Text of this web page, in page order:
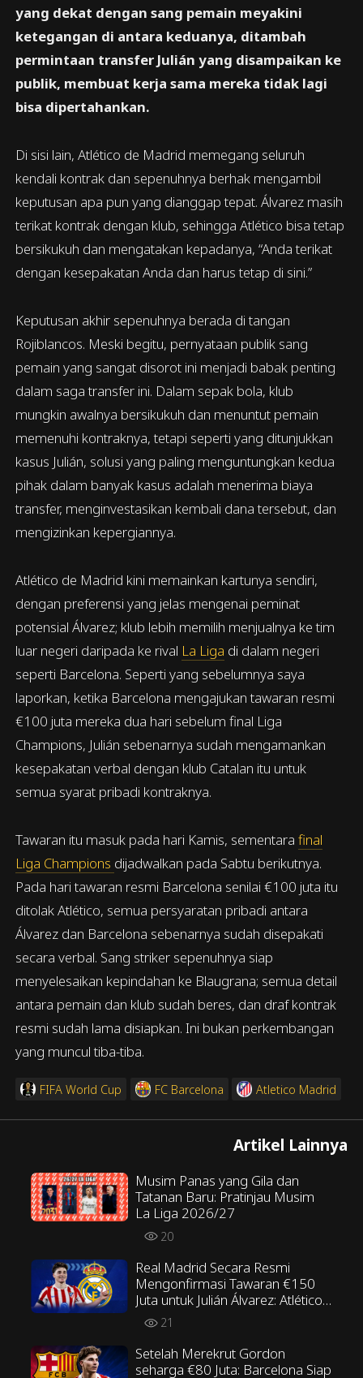
yang dekat dengan sang pemain meyakini
ketegangan di antara keduanya, ditambah
permintaan transfer Julián yang disampaikan ke
publik, membuat kerja sama mereka tidak lagi
bisa dipertahankan.
Di sisi lain, Atlético de Madrid memegang seluruh
kendali kontrak dan sepenuhnya berhak mengambil
keputusan apa pun yang dianggap tepat. Álvarez masih
terikat kontrak dengan klub, sehingga Atlético bisa tetap
bersikukuh dan mengatakan kepadanya, “Anda terikat
dengan kesepakatan Anda dan harus tetap di sini.”
Keputusan akhir sepenuhnya berada di tangan
Rojiblancos. Meski begitu, pernyataan publik sang
pemain yang sangat disorot ini menjadi babak penting
dalam saga transfer ini. Dalam sepak bola, klub
mungkin awalnya bersikukuh dan menuntut pemain
memenuhi kontraknya, tetapi seperti yang ditunjukkan
kasus Julián, solusi yang paling menguntungkan kedua
pihak dalam banyak kasus adalah menerima biaya
transfer, menginvestasikan kembali dana tersebut, dan
mengizinkan kepergiannya.
Atlético de Madrid kini memainkan kartunya sendiri,
dengan preferensi yang jelas mengenai peminat
potensial Álvarez; klub lebih memilih menjualnya ke tim
luar negeri daripada ke rival La Liga di dalam negeri
seperti Barcelona. Seperti yang sebelumnya saya
laporkan, ketika Barcelona mengajukan tawaran resmi
€100 juta mereka dua hari sebelum final Liga
Champions, Julián sebenarnya sudah mengamankan
kesepakatan verbal dengan klub Catalan itu untuk
semua syarat pribadi kontraknya.
Tawaran itu masuk pada hari Kamis, sementarafinal
Liga Champions dijadwalkan pada Sabtu berikutnya.
Pada hari tawaran resmi Barcelona senilai €100 juta itu
ditolak Atlético, semua persyaratan pribadi antara
Álvarez dan Barcelona sebenarnya sudah disepakati
secara verbal. Sang striker sepenuhnya siap
menyelesaikan kepindahan ke Blaugrana; semua detail
antara pemain dan klub sudah beres, dan draf kontrak
resmi sudah lama disiapkan. Ini bukan perkembangan
yang muncul tiba-tiba.
FIFA World Cup FC Barcelona Atletico Madrid
Artikel Lainnya
Musim Panas yang Gila dan
Tatanan Baru: Pratinjau Musim
La Liga 2026/27
20
Real Madrid Secara Resmi
Mengonfirmasi Tawaran €150
Juta untuk Julián Álvarez: Atlético
Madrid Menolak Tawaran
Tersebut
21
Setelah Merekrut Gordon
seharga €80 Juta: Barcelona Siap